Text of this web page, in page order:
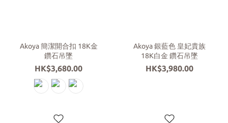
Akoya 簡潔開合扣 18K金
鑽石吊墜
HK$3,680.00
Akoya 銀藍色 皇妃貴族
18K白金 鑽石吊墜
HK$3,980.00